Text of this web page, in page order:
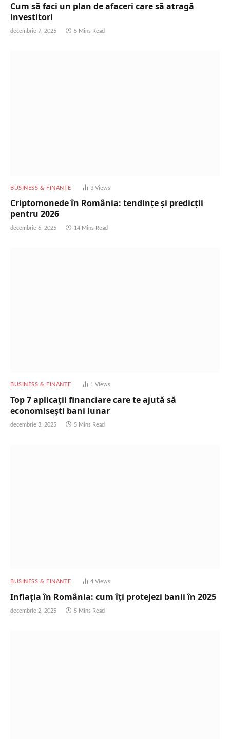
Cum să faci un plan de afaceri care să atragă
investitori
decembrie 7, 2025 5 Mins Read
BUSINESS & FINANȚE 3 Views
Criptomonede în România: tendințe și predicții
pentru 2026
decembrie 6, 2025 14 Mins Read
BUSINESS & FINANȚE 1 Views
Top 7 aplicații financiare care te ajută să
economisești bani lunar
decembrie 3, 2025 5 Mins Read
BUSINESS & FINANȚE 4 Views
Inflația în România: cum îți protejezi banii în 2025
decembrie 2, 2025 5 Mins Read